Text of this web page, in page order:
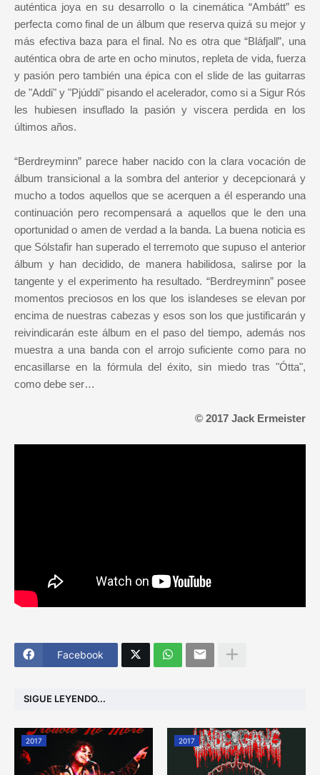
auténtica joya en su desarrollo o la cinemática “Ambátt” es
perfecta como final de un álbum que reserva quizá su mejor y
más efectiva baza para el final. No es otra que “Bláfjall”, una
auténtica obra de arte en ocho minutos, repleta de vida, fuerza
y pasión pero también una épica con el slide de las guitarras
de "Addi" y "Pjúddi" pisando el acelerador, como si a Sigur Rós
les hubiesen insuflado la pasión y viscera perdida en los
últimos años.
“Berdreyminn” parece haber nacido con la clara vocación de
álbum transicional a la sombra del anterior y decepcionará y
mucho a todos aquellos que se acerquen a él esperando una
continuación pero recompensará a aquellos que le den una
oportunidad o amen de verdad a la banda. La buena noticia es
que Sólstafir han superado el terremoto que supuso el anterior
álbum y han decidido, de manera habilidosa, salirse por la
tangente y el experimento ha resultado. “Berdreyminn” posee
momentos preciosos en los que los islandeses se elevan por
encima de nuestras cabezas y esos son los que justificarán y
reivindicarán este álbum en el paso del tiempo, además nos
muestra a una banda con el arrojo suficiente como para no
encasillarse en la fórmula del éxito, sin miedo tras "Ótta",
como debe ser…
© 2017 Jack Ermeister
Facebook
SIGUE LEYENDO...
2017 2017